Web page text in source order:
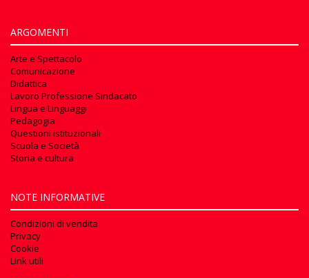
ARGOMENTI
Arte e Spettacolo
Comunicazione
Didattica
Lavoro Professione Sindacato
Lingua e Linguaggi
Pedagogia
Questioni istituzionali
Scuola e Società
Storia e cultura
NOTE INFORMATIVE
Condizioni di vendita
Privacy
Cookie
Link utili